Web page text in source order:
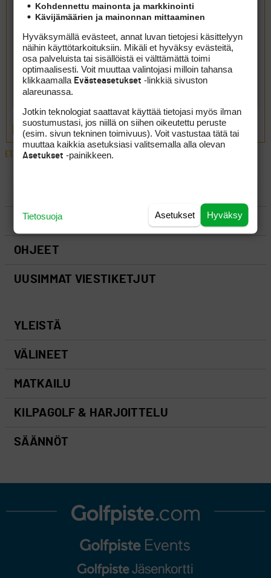
LÄHETÄ
ETUSIVU› FOORUMIT› YLEISTÄ›
SÄÄNNÖT
OHJEET
UUSIMMAT VIESTIKETJUT
YLEISTÄ
VÄLINEET
MATKAILU
KILPAGOLF & HARJOITTELU
SÄÄNNÖT
Kohdennettu mainonta ja markkinointi
Kävijämäärien ja mainonnan mittaaminen
Hyväksymällä evästeet, annat luvan tietojesi käsittelyyn
näihin käyttötarkoituksiin. Mikäli et hyväksy evästeitä,
osa palveluista tai sisällöistä ei välttämättä toimi
optimaalisesti. Voit muuttaa valintojasi milloin tahansa
klikkaamalla Evästeasetukset -linkkiä sivuston
alareunassa.
Jotkin teknologiat saattavat käyttää tietojasi myös ilman
suostumustasi, jos niillä on siihen oikeutettu peruste
(esim. sivun tekninen toimivuus). Voit vastustaa tätä tai
muuttaa kaikkia asetuksiasi valitsemalla alla olevan
Asetukset -painikkeen.
Hyväksy
Asetukset
Tietosuoja